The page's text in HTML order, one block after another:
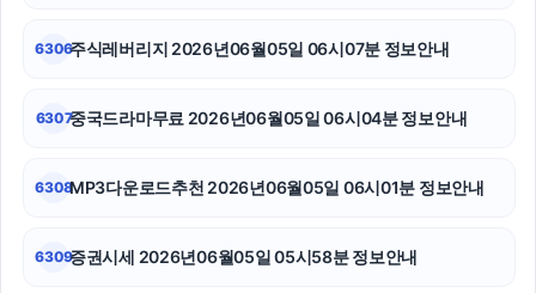
동작하수구막힘
6306주식레버리지 2026년06월05일 06시07분 정보안내
6307중국드라마무료 2026년06월05일 06시04분 정보안내
6308MP3다운로드추천 2026년06월05일 06시01분 정보안내
6309증권시세 2026년06월05일 05시58분 정보안내